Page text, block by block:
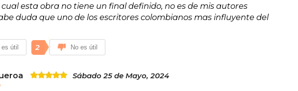
esta obra no tiene un final definido, no es de mis autores
duda que uno de los escritores colombianos mas influyente del
útil 2 No es útil
Sábado 25 de Mayo, 2024